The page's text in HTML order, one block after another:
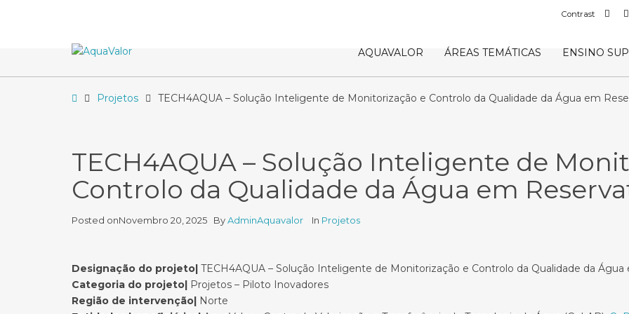
Contrast
AQUAVALOR ÁREAS TEMÁTICAS ENSINO
HomeProjetos TECH4AQUA – Solução Inteligente de Monitorização e Controlo da Qualidade da Água em
TECH4AQUA – Solução Inteligente de
Controlo da Qualidade da Água em
Posted onNovembro 20, 2025 ByAdminAquavalor In Projetos
Designação do projeto| TECH4AQUA – Solução Inteligente de Monitorização e Controlo da Qualidade da
Categoria do projeto| Projetos – Piloto Inovadores
Região de intervenção| Norte